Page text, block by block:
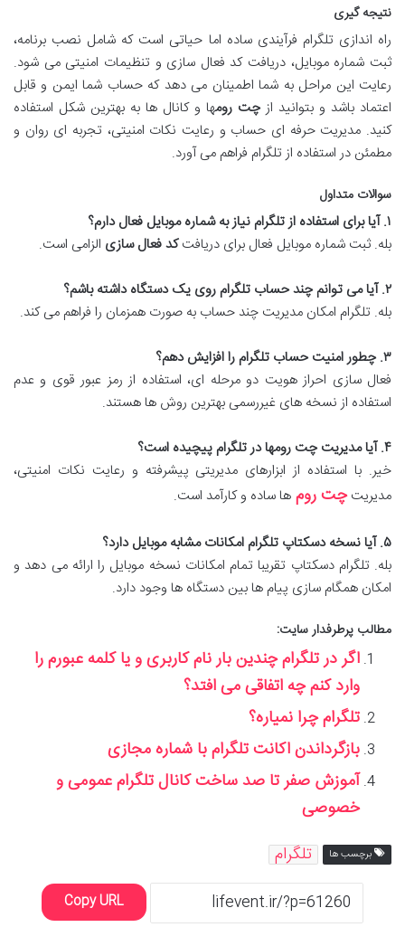
نتیجه گیری
راه اندازی تلگرام فرآیندی ساده اما حیاتی است که شامل نصب برنامه،
ثبت شماره موبایل، دریافت کد فعال سازی و تنظیمات امنیتی می شود.
رعایت این مراحل به شما اطمینان می دهد که حساب شما ایمن و قابل
اعتماد باشد و بتوانید ازچت رومها و کانال ها به بهترین شکل استفاده
کنید. مدیریت حرفه ای حساب و رعایت نکات امنیتی، تجربه ای روان و
مطمئن در استفاده از تلگرام فراهم می آورد.
سوالات متداول
۱. آیا برای استفاده از تلگرام نیاز به شماره موبایل فعال دارم؟
بله. ثبت شماره موبایل فعال برای دریافتکد فعال سازی الزامی است.
۲. آیا می توانم چند حساب تلگرام روی یک دستگاه داشته باشم؟
بله. تلگرام امکان مدیریت چند حساب به صورت همزمان را فراهم می کند.
۳. چطور امنیت حساب تلگرام را افزایش دهم؟
فعال سازی احراز هویت دو مرحله ای، استفاده از رمز عبور قوی و عدم
استفاده از نسخه های غیررسمی بهترین روش ها هستند.
۴. آیا مدیریت چت رومها در تلگرام پیچیده است؟
خیر. با استفاده از ابزارهای مدیریتی پیشرفته و رعایت نکات امنیتی،
مدیریتچت روم ها ساده و کارآمد است.
۵. آیا نسخه دسکتاپ تلگرام امکانات مشابه موبایل دارد؟
بله. تلگرام دسکتاپ تقریبا تمام امکانات نسخه موبایل را ارائه می دهد و
امکان همگام سازی پیام ها بین دستگاه ها وجود دارد.
مطالب پرطرفدار سایت:
اگر در تلگرام چندین بار نام کاربری و یا کلمه عبورم را
وارد کنم چه اتفاقی می افتد؟
تلگرام چرا نمیاره؟
بازگرداندن اکانت تلگرام با شماره مجازی
آموزش صفر تا صد ساخت کانال تلگرام عمومی و
خصوصی
برچسب ها تلگرام
Copy URL